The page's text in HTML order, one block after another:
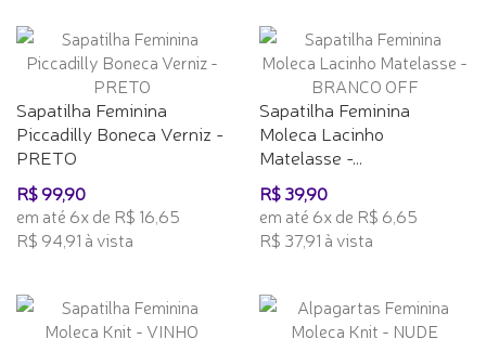
Sapatilha Feminina
Piccadilly Boneca Verniz -
PRETO
R$ 99,90
em até 6x de R$ 16,65
R$ 94,91 à vista
Sapatilha Feminina
Moleca Lacinho
Matelasse -...
R$ 39,90
em até 6x de R$ 6,65
R$ 37,91 à vista